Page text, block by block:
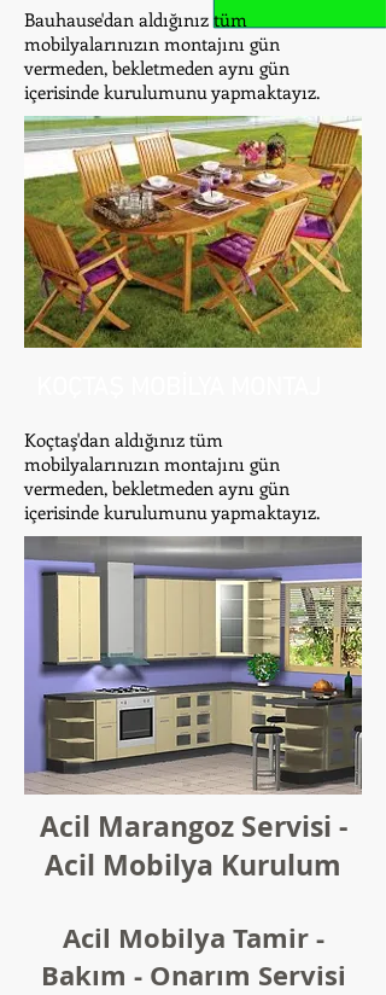
Bauhause'dan aldığınız tüm
mobilyalarınızın montajını gün
vermeden, bekletmeden aynı gün
içerisinde kurulumunu yapmaktayız.
Koçtaş'dan aldığınız tüm
mobilyalarınızın montajını gün
vermeden, bekletmeden aynı gün
içerisinde kurulumunu yapmaktayız.
Acil Marangoz Servisi -
Acil Mobilya Kurulum
Acil Mobilya Tamir -
Bakım - Onarım Servisi